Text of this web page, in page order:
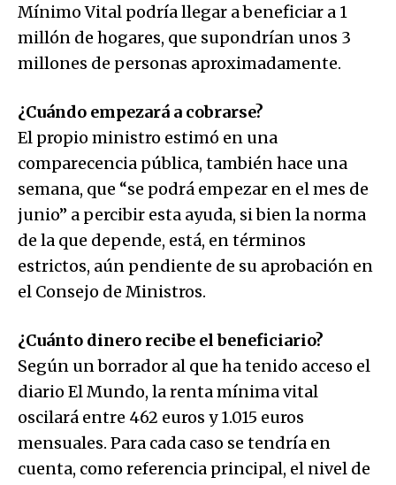
Mínimo Vital podría llegar a beneficiar a 1
millón de hogares, que supondrían unos 3
millones de personas aproximadamente.
¿Cuándo empezará a cobrarse?
El propio ministro estimó en una
comparecencia pública, también hace una
semana, que “se podrá empezar en el mes de
junio” a percibir esta ayuda, si bien la norma
de la que depende, está, en términos
estrictos, aún pendiente de su aprobación en
el Consejo de Ministros.
¿Cuánto dinero recibe el beneficiario?
Según un borrador al que ha tenido acceso el
diario El Mundo, la renta mínima vital
oscilará entre 462 euros y 1.015 euros
mensuales. Para cada caso se tendría en
cuenta, como referencia principal, el nivel de